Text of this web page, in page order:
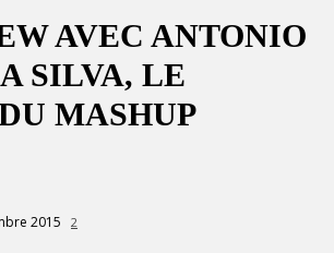
AVEC ANTONIO
SILVA, LE
MASHUP
2015 2